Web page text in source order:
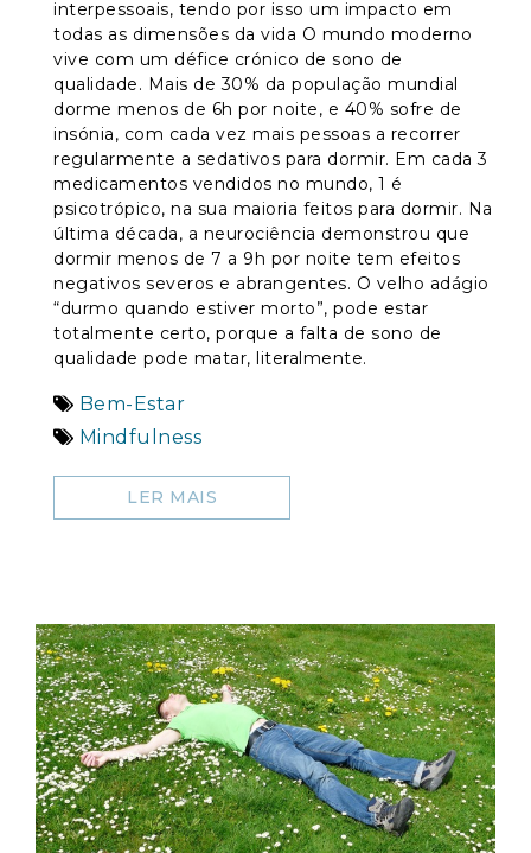
interpessoais, tendo por isso um impacto em
todas as dimensões da vida O mundo moderno
vive com um défice crónico de sono de
qualidade. Mais de 30% da população mundial
dorme menos de 6h por noite, e 40% sofre de
insónia, com cada vez mais pessoas a recorrer
regularmente a sedativos para dormir. Em cada 3
medicamentos vendidos no mundo, 1 é
psicotrópico, na sua maioria feitos para dormir. Na
última década, a neurociência demonstrou que
dormir menos de 7 a 9h por noite tem efeitos
negativos severos e abrangentes. O velho adágio
“durmo quando estiver morto”, pode estar
totalmente certo, porque a falta de sono de
qualidade pode matar, literalmente.
Bem-Estar
Mindfulness
LER MAIS